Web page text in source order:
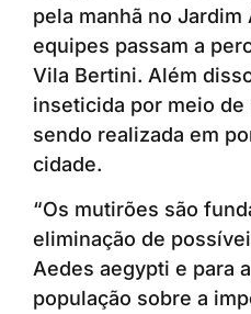
pela manhã no Jardim
equipes passam a
Vila Bertini. Além
inseticida por meio
sendo realizada em
cidade.
“Os mutirões são
eliminação de
Aedes aegypti e para
população sobre a